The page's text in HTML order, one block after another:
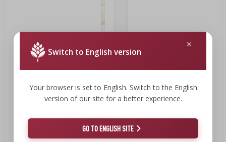
1,80 €
Switch to English version
Your browser is set to English. Switch to the English
version of our site for a better experience.
GO TO ENGLISH SITE